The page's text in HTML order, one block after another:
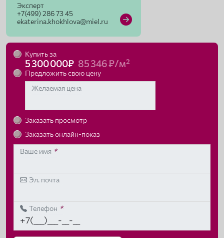
Эксперт
+7(499) 286 73 45
ekaterina.khokhlova@miel.ru
Купить за
5 300 000₽ 85 346 ₽/м²
Предложить свою цену
Желаемая цена
Заказать просмотр
Заказать онлайн-показ
Ваше имя *
Эл. почта
Телефон *